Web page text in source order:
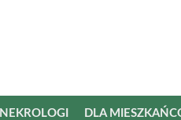
NEKROLOGI DLA